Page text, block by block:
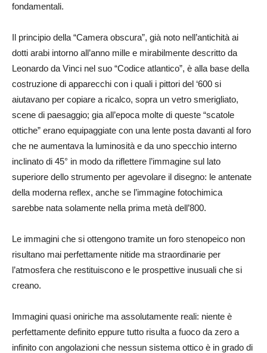
fondamentali.
Il principio della “Camera obscura”, già noto nell’antichità ai
dotti arabi intorno all’anno mille e mirabilmente descritto da
Leonardo da Vinci nel suo “Codice atlantico”, è alla base della
costruzione di apparecchi con i quali i pittori del ‘600 si
aiutavano per copiare a ricalco, sopra un vetro smerigliato,
scene di paesaggio; gia all’epoca molte di queste “scatole
ottiche” erano equipaggiate con una lente posta davanti al foro
che ne aumentava la luminosità e da uno specchio interno
inclinato di 45° in modo da riflettere l’immagine sul lato
superiore dello strumento per agevolare il disegno: le antenate
della moderna reflex, anche se l’immagine fotochimica
sarebbe nata solamente nella prima metà dell’800.
Le immagini che si ottengono tramite un foro stenopeico non
risultano mai perfettamente nitide ma straordinarie per
l’atmosfera che restituiscono e le prospettive inusuali che si
creano.
Immagini quasi oniriche ma assolutamente reali: niente è
perfettamente definito eppure tutto risulta a fuoco da zero a
infinito con angolazioni che nessun sistema ottico è in grado di